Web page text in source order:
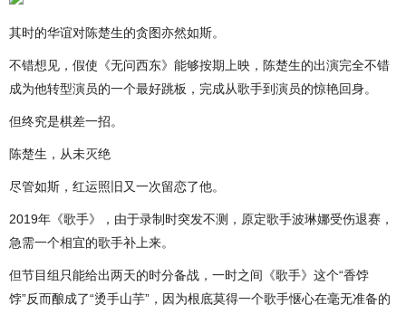
其时的华谊对陈楚生的贪图亦然如斯。
不错想见，假使《无问西东》能够按期上映，陈楚生的出演完全不错
成为他转型演员的一个最好跳板，完成从歌手到演员的惊艳回身。
但终究是棋差一招。
陈楚生，从未灭绝
尽管如斯，红运照旧又一次留恋了他。
2019年《歌手》，由于录制时突发不测，原定歌手波琳娜受伤退赛，
急需一个相宜的歌手补上来。
但节目组只能给出两天的时分备战，一时之间《歌手》这个“香饽
饽”反而酿成了“烫手山芋”，因为根底莫得一个歌手惬心在毫无准备的